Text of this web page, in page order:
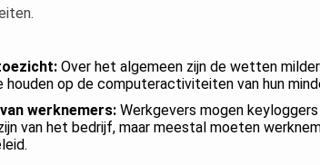
Over het algemeen zijn de wetten
op de computeractiviteiten van hun
werknemers: Werkgevers mogen
van het bedrijf, maar meestal moeten